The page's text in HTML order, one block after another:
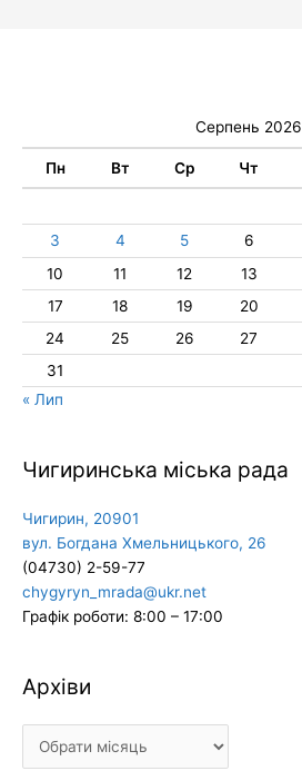
Серпень 2026
Пн Вт Ср Чт
3
4 5 6
10
11 12 13
17
18 19 20
24
25 26 27
31
« Лип
Чигиринська міська рада
Чигирин, 20901
вул. Богдана Хмельницького, 26
(04730) 2-59-77
chygyryn_mrada@ukr.net
Графік роботи: 8:00 – 17:00
Архіви
Архіви